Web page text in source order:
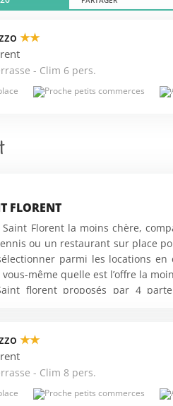
★★
- Clim 6 pers.
FLORENT
Florent la moins chère,
ou un restaurant sur place
parmi les locations
même quelle est l’offre la
florent proposés par 4
4 étoiles, 262 bungalows
★★
- Clim 8 pers.